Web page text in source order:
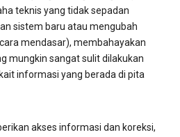
teknis yang tidak sepadan
sistem baru atau mengubah
mendasar), membahayakan
mungkin sangat sulit dilakukan
informasi yang berada di pita
akses informasi dan koreksi,